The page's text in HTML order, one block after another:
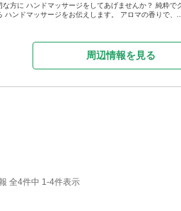
方に ハンドマッサージをしてあげませんか？ 純粋で
ンドマッサージをお伝えします。 アロマの香りで、...
周辺情報を見る
全4件中 1-4件表示